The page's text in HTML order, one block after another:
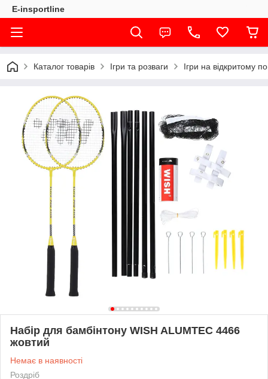
E-insportline
Каталог товарів Ігри та розваги Ігри на відкритому
Набір для бамбінтону WISH ALUMTEC 4466
жовтий
Немає в наявності
Роздріб